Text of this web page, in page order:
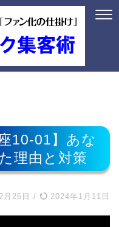
10-01】あな
理由と対策
月26日 / 2024年1月11日